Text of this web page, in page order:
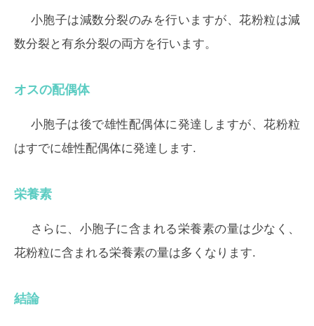
小胞子は減数分裂のみを行いますが、花粉粒は減
数分裂と有糸分裂の両方を行います。
オスの配偶体
小胞子は後で雄性配偶体に発達しますが、花粉粒
はすでに雄性配偶体に発達します.
栄養素
さらに、小胞子に含まれる栄養素の量は少なく、
花粉粒に含まれる栄養素の量は多くなります.
結論